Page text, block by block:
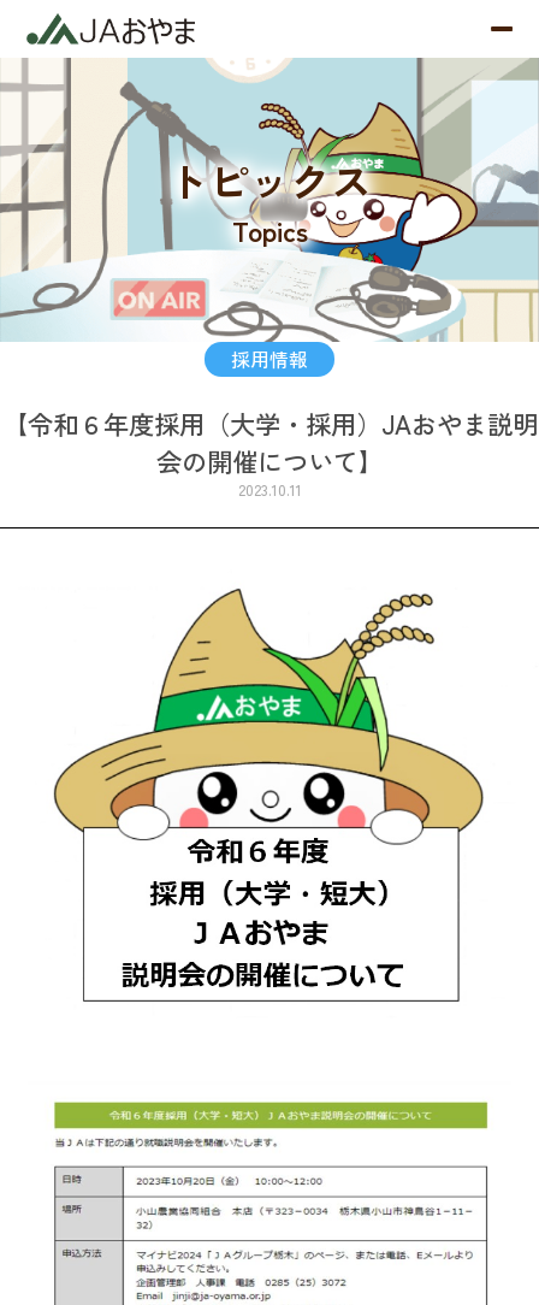
トピックス
Topics
採用情報
【令和６年度採用（大学・採用）JAおやま説明
会の開催について】
2023.10.11